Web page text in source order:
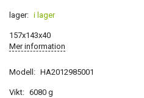
lager: i lager
157x143x40
Mer information
Modell: HA2012985001
Vikt: 6080 g